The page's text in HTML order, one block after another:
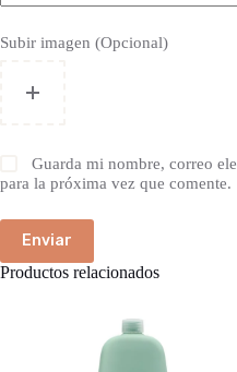
Subir imagen (Opcional)
Guarda mi nombre, correo
para la próxima vez que comente.
Enviar
Productos relacionados